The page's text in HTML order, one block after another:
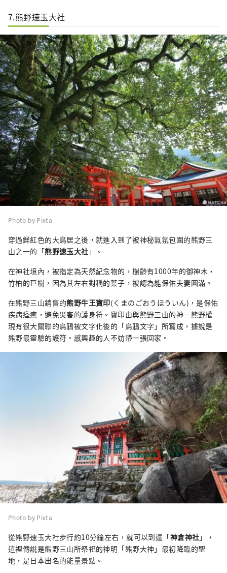
7.熊野速玉大社
Photo by Pixta
穿過鮮紅色的大鳥居之後，就進入到了被神秘氣氛包圍的熊野三
山之一的「熊野速玉大社 」。
在神社境內，被指定為天然紀念物的，樹齡有1000年的御神木・
竹柏的巨樹，因為其左右對稱的葉子，被認為能保佑夫妻圓滿。
在熊野三山銷售的熊野牛王寶印(くまのごおうほういん)，是保佑
疾病痊癒，避免災害的護身符。寶印由與熊野三山的神－熊野權
現有很大關聯的烏鴉被文字化後的「烏鴉文字」所寫成，據說是
熊野最靈驗的護符。感興趣的人不妨帶一張回家。
Photo by Pixta
從熊野速玉大社步行約10分鐘左右，就可以到達「神倉神社」，
這裡傳說是熊野三山所祭祀的神明「熊野大神」最初降臨的聖
地，是日本出名的能量景點。